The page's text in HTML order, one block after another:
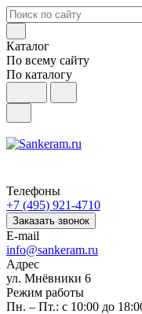
Каталог
По всему сайту
По каталогу
Телефоны
+7 (495) 921-4710
Заказать звонок
E-mail
info@sankeram.ru
Адрес
ул. Мнёвники 6
Режим работы
Пн. – Пт.: с 10:00 до